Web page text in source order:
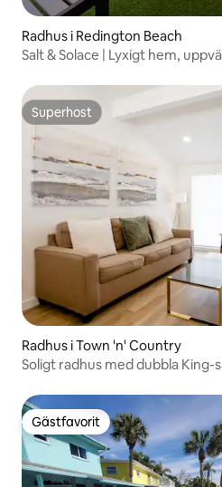
Radhus i Redington Beach
Salt & Solace | Lyxigt hem,
Superhost
Superhost
Radhus i Town 'n' Country
Soligt radhus med dubbla King-
Gästfavorit
Gästfavorit